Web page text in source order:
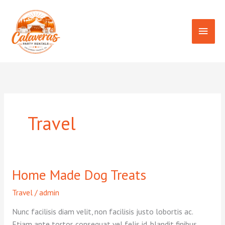
content
Main
Travel
Home Made Dog Treats
Travel/admin
Nunc facilisis diam velit, non facilisis justo lobortis ac.